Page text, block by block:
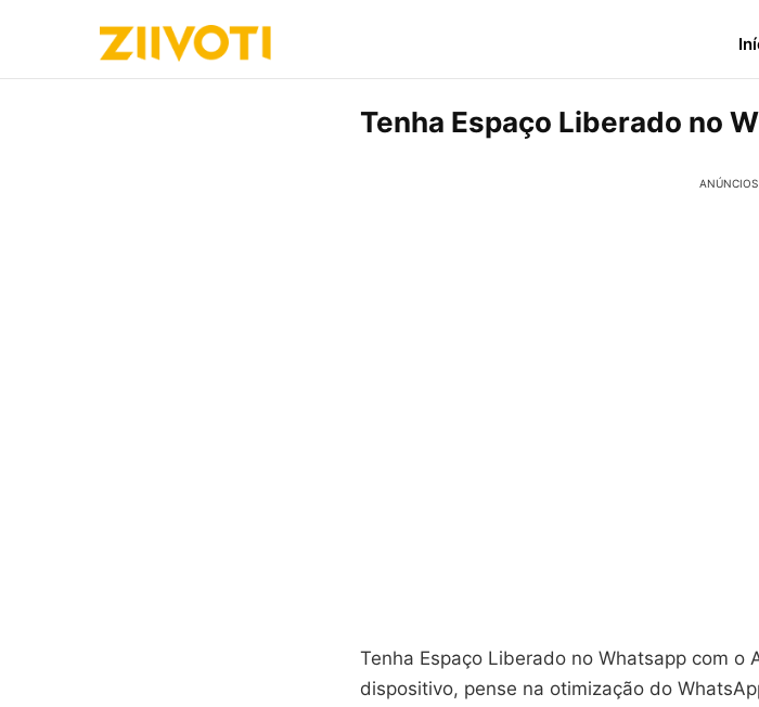
Tenha Espaço Liberado no
ANÚNCIOS
Tenha Espaço Liberado no Whatsapp com o
dispositivo, pense na otimização do